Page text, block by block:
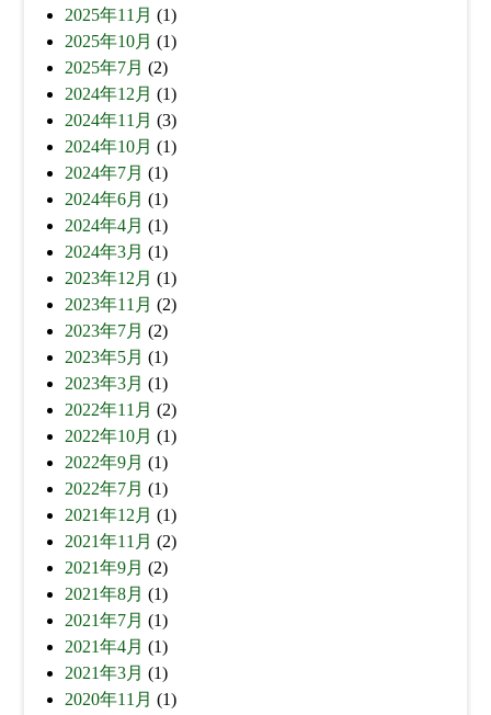
2025年11月 (1)
2025年10月 (1)
2025年7月 (2)
2024年12月 (1)
2024年11月 (3)
2024年10月 (1)
2024年7月 (1)
2024年6月 (1)
2024年4月 (1)
2024年3月 (1)
2023年12月 (1)
2023年11月 (2)
2023年7月 (2)
2023年5月 (1)
2023年3月 (1)
2022年11月 (2)
2022年10月 (1)
2022年9月 (1)
2022年7月 (1)
2021年12月 (1)
2021年11月 (2)
2021年9月 (2)
2021年8月 (1)
2021年7月 (1)
2021年4月 (1)
2021年3月 (1)
2020年11月 (1)